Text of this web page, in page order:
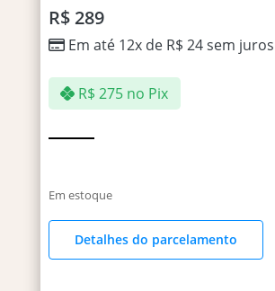
R$289
Em até 12x de R$ 24sem juros
R$ 275 no Pix
Em estoque
Detalhes do parcelamento